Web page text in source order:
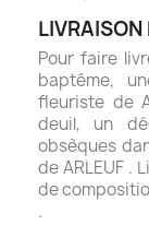
LIVRAISON
Pour faire
baptême,
fleuriste de
deuil, un
obsèques
de ARLEUF .
de
.